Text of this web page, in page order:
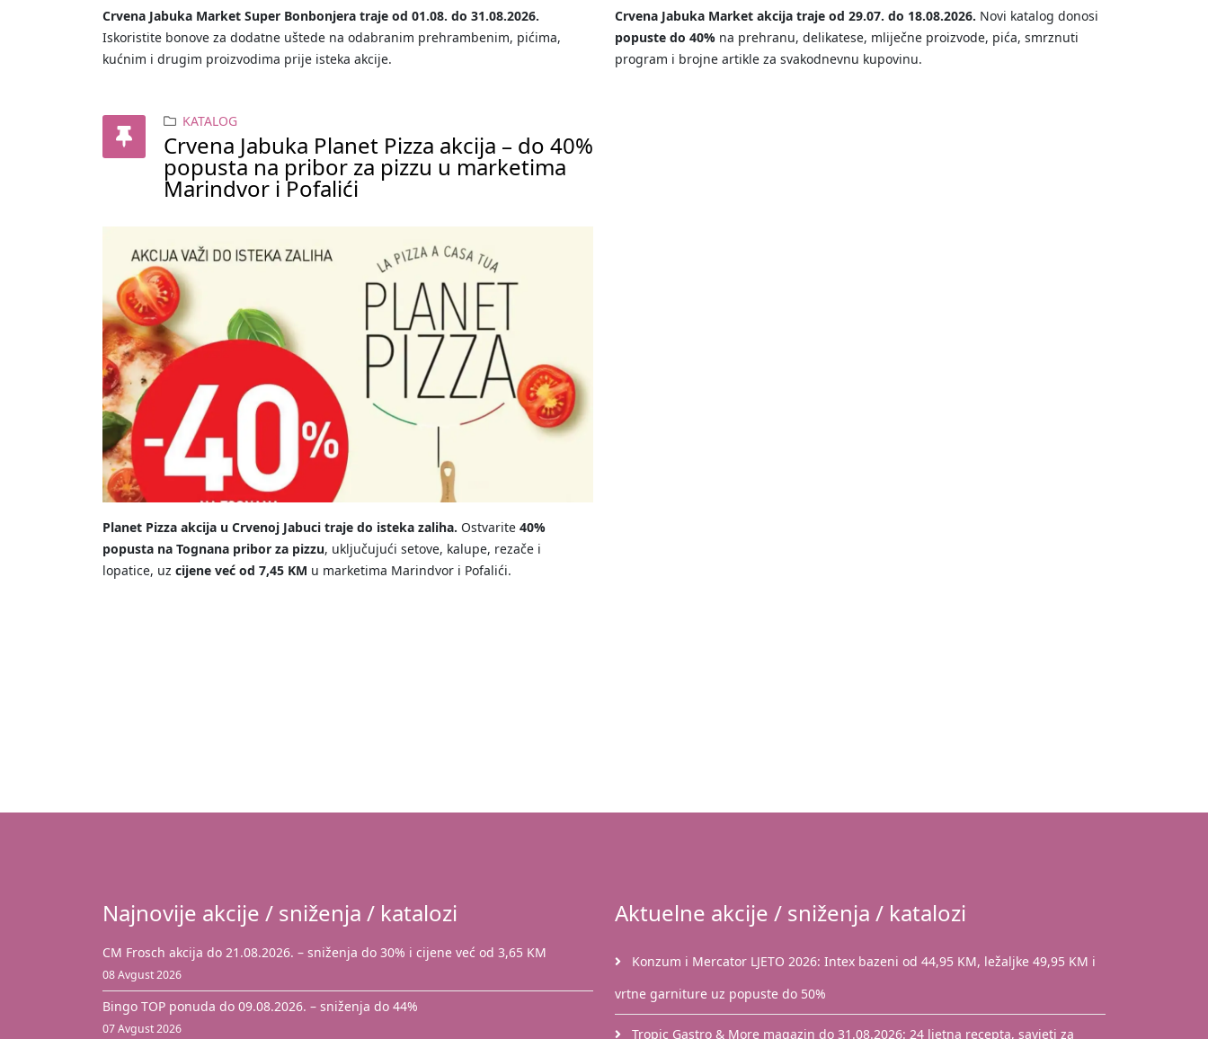
Crvena Jabuka Market Super Bonbonjera traje od 01.08. do 31.08.2026.
Iskoristite bonove za dodatne uštede na odabranim prehrambenim, pićima,
kućnim i drugim proizvodima prije isteka akcije.
Crvena Jabuka Market akcija traje od 29.07. do 18.08.2026. Novi katalog donosi
popuste do 40% na prehranu, delikatese, mliječne proizvode, pića, smrznuti
program i brojne artikle za svakodnevnu kupovinu.
KATALOG
Crvena Jabuka Planet Pizza akcija – do 40%
popusta na pribor za pizzu u marketima
Marindvor i Pofalići
Planet Pizza akcija u Crvenoj Jabuci traje do isteka zaliha. Ostvarite 40%
popusta na Tognana pribor za pizzu, uključujući setove, kalupe, rezače i
lopatice, uz cijene već od 7,45 KM u marketima Marindvor i Pofalići.
Najnovije akcije / sniženja / katalozi
CM Frosch akcija do 21.08.2026. – sniženja do 30% i cijene već od 3,65 KM
08 Avgust 2026
Bingo TOP ponuda do 09.08.2026. – sniženja do 44%
07 Avgust 2026
Aktuelne akcije / sniženja / katalozi
Konzum i Mercator LJETO 2026: Intex bazeni od 44,95 KM, ležaljke 49,95 KM i
vrtne garniture uz popuste do 50%
Tropic Gastro & More magazin do 31.08.2026: 24 ljetna recepta, savjeti za